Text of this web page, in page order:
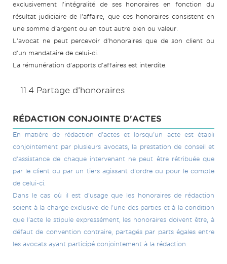
exclusivement l'intégralité de ses honoraires en fonction du
résultat judiciaire de l'affaire, que ces honoraires consistent en
une somme d'argent ou en tout autre bien ou valeur.
L'avocat ne peut percevoir d'honoraires que de son client ou
d'un mandataire de celui-ci.
La rémunération d'apports d'affaires est interdite.
11.4 Partage d’honoraires
RÉDACTION CONJOINTE D'ACTES
En matière de rédaction d'actes et lorsqu'un acte est établi
conjointement par plusieurs avocats, la prestation de conseil et
d'assistance de chaque intervenant ne peut être rétribuée que
par le client ou par un tiers agissant d'ordre ou pour le compte
de celui-ci.
Dans le cas où il est d'usage que les honoraires de rédaction
soient à la charge exclusive de l'une des parties et à la condition
que l'acte le stipule expressément, les honoraires doivent être, à
défaut de convention contraire, partagés par parts égales entre
les avocats ayant participé conjointement à la rédaction.